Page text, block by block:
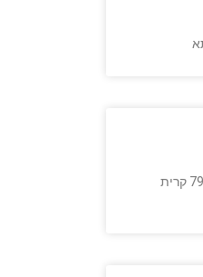
052-2795221 שד' גיורא יוספטל 79/11 קרית